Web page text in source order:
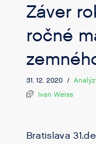
Záver
ročné
31. 12. 2020 /
Ivan Weiss
Bratislava